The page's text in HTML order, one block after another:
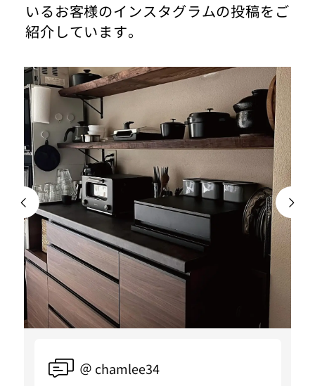
いるお客様のインスタグラムの投稿をご
紹介しています。
＠ chamlee34